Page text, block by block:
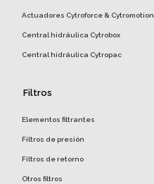
Actuadores Cytroforce & Cytromotion
Central hidráulica Cytrobox
Central hidráulica Cytropac
Filtros
Elementos filtrantes
Filtros de presión
Filtros de retorno
Otros filtros